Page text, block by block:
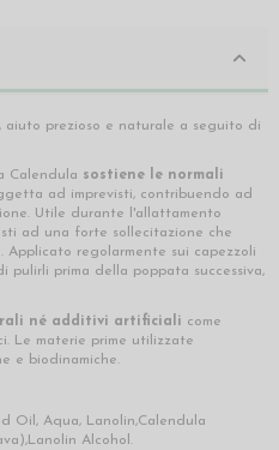
, aiuto prezioso e naturale a seguito di
Calendula sostiene le normali
ad imprevisti, contribuendo ad
Utile durante l'allattamento
ad una forte sollecitazione che
Applicato regolarmente sui capezzoli
pulirli prima della poppata successiva,
né additivi artificiali come
Le materie prime utilizzate
e biodinamiche.
Oil, Aqua, Lanolin,Calendula
Alcohol.